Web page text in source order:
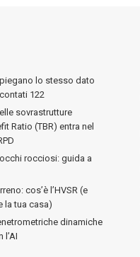
lo stesso dato
122
sovrastrutture
Ratio (TBR) entra nel
rocciosi: guida a
cos’è l’HVSR (e
la tua casa)
dinamiche
l’AI